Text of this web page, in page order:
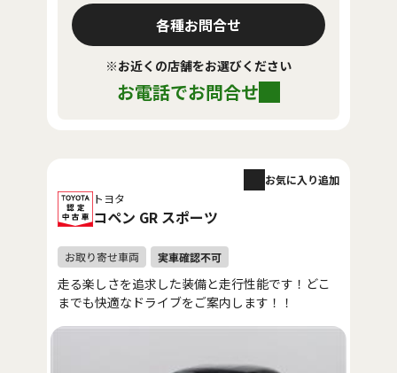
各種お問合せ
※お近くの店舗をお選びください
お電話でお問合せ
トヨタ
コペン GR スポーツ
お気に入り追加
走る楽しさを追求した装備と走行性能です！どこ
までも快適なドライブをご案内します！！